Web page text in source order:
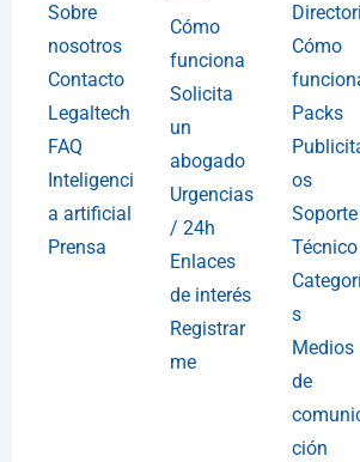
Sobre
nosotros
Contacto
Legaltech
FAQ
Inteligenci
a artificial
Prensa
Cómo
funciona
Solicita
un
abogado
Urgencias
/ 24h
Enlaces
de interés
Registrar
me
Cómo
Packs
os
Soporte
Técnico
s
Medios
de
ción